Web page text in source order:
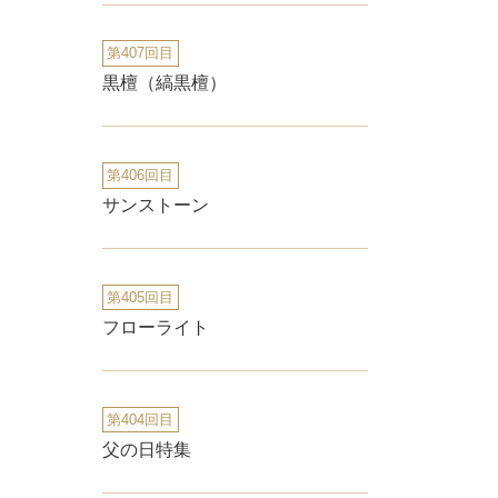
第407回目
黒檀（縞黒檀）
第406回目
サンストーン
第405回目
フローライト
第404回目
父の日特集